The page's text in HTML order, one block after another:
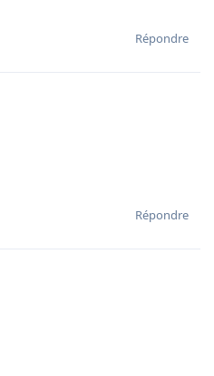
Répondre
Répondre